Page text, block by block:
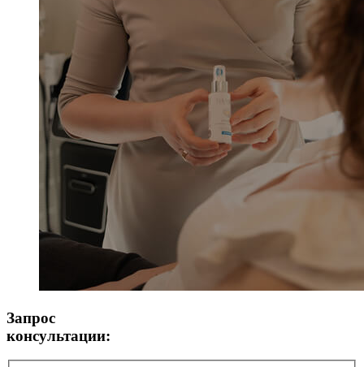
Запрос
консультации: